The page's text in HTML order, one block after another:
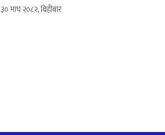
३० माघ २०८२, बिहीबार